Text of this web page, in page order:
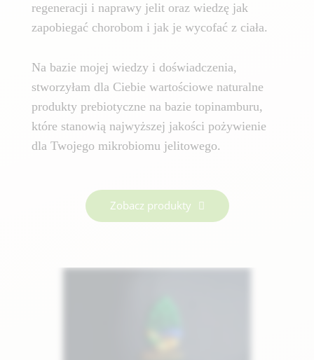
regeneracji i naprawy jelit oraz wiedzę jak
zapobiegać chorobom i jak je wycofać z ciała.
Na bazie mojej wiedzy i doświadczenia,
stworzyłam dla Ciebie wartościowe naturalne
produkty prebiotyczne na bazie topinamburu,
które stanowią najwyższej jakości pożywienie
dla Twojego mikrobiomu jelitowego.
Zobacz produkty